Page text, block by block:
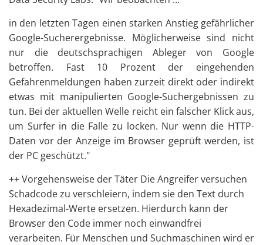
in den letzten Tagen einen starken Anstieg gefährlicher
Google-Sucherergebnisse. Möglicherweise sind nicht
nur die deutschsprachigen Ableger von Google
betroffen. Fast 10 Prozent der eingehenden
Gefahrenmeldungen haben zurzeit direkt oder indirekt
etwas mit manipulierten Google-Suchergebnissen zu
tun. Bei der aktuellen Welle reicht ein falscher Klick aus,
um Surfer in die Falle zu locken. Nur wenn die HTTP-
Daten vor der Anzeige im Browser geprüft werden, ist
der PC geschützt."
++ Vorgehensweise der Täter Die Angreifer versuchen
Schadcode zu verschleiern, indem sie den Text durch
Hexadezimal-Werte ersetzen. Hierdurch kann der
Browser den Code immer noch einwandfrei
verarbeiten. Für Menschen und Suchmaschinen wird er